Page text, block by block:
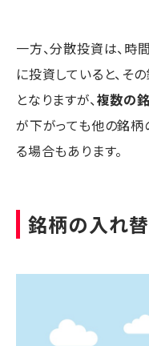
一方、分散投資は、時
に投資していると、そ
となりますが、複数の
が下がっても他の銘柄
る場合もあります。
銘柄の入れ